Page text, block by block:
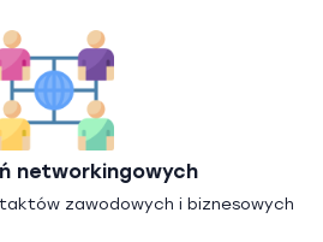
networkingowych
zawodowych i biznesowych